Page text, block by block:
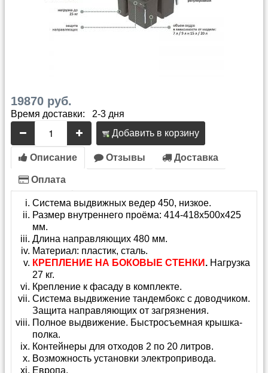
19870 руб.
Время доставки: 2-3 дня
Добавить в корзину
Описание Отзывы Доставка
Оплата
Система выдвижных ведер 450, низкое.
Размер внутреннего проёма: 414-418x500x425
мм.
Длина направляющих 480 мм.
Материал: пластик, сталь.
КРЕПЛЕНИЕ НА БОКОВЫЕ СТЕНКИ . Нагрузка
27 кг.
Крепление к фасаду в комплекте.
Система выдвижение тандембокс с доводчиком.
Защита направляющих от загрязнения.
Полное выдвижение. Быстросъемная крышка-
полка.
Контейнеры для отходов 2 по 20 литров.
Возможность установки электропривода.
Европа.